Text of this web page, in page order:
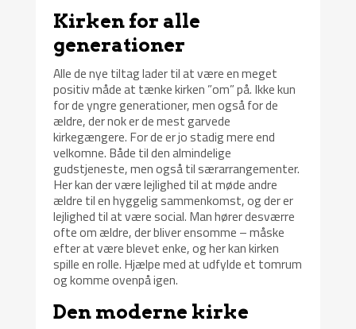
Kirken for alle
generationer
Alle de nye tiltag lader til at være en meget
positiv måde at tænke kirken ”om” på. Ikke kun
for de yngre generationer, men også for de
ældre, der nok er de mest garvede
kirkegængere. For de er jo stadig mere end
velkomne. Både til den almindelige
gudstjeneste, men også til særarrangementer.
Her kan der være lejlighed til at møde andre
ældre til en hyggelig sammenkomst, og der er
lejlighed til at være social. Man hører desværre
ofte om ældre, der bliver ensomme – måske
efter at være blevet enke, og her kan kirken
spille en rolle. Hjælpe med at udfylde et tomrum
og komme ovenpå igen.
Den moderne kirke